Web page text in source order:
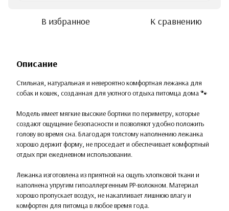
В избранное К сравнению
Описание
Стильная, натуральная и невероятно комфортная лежанка для
собак и кошек, созданная для уютного отдыха питомца дома 🐾
Модель имеет мягкие высокие бортики по периметру, которые
создают ощущение безопасности и позволяют удобно положить
голову во время сна. Благодаря толстому наполнению лежанка
хорошо держит форму, не проседает и обеспечивает комфортный
отдых при ежедневном использовании.
Лежанка изготовлена из приятной на ощупь хлопковой ткани и
наполнена упругим гипоаллергенным PP-волокном. Материал
хорошо пропускает воздух, не накапливает лишнюю влагу и
комфортен для питомца в любое время года.